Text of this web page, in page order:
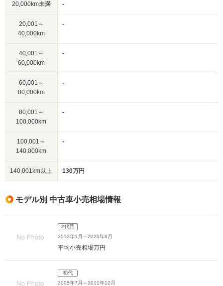
20,000km未満 -
20,001～
40,000km
-
40,001～
60,000km
-
60,001～
80,000km
-
80,001～
100,000km
-
100,001～
140,000km
-
140,001km以上 130万円
モデル別 中古車小売相場情報
2代目
2012年1月～2020年8月
平均小売相場万円
初代
2005年7月～2011年12月